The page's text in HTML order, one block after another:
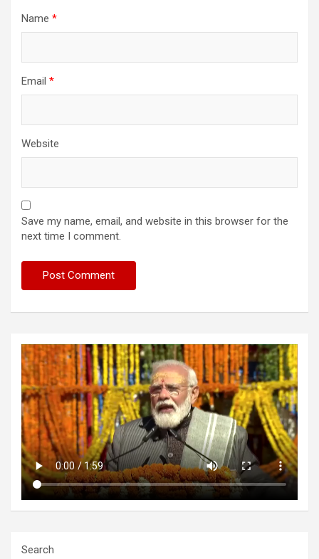
Name *
Email *
Website
Save my name, email, and website in this browser for the
next time I comment.
Search